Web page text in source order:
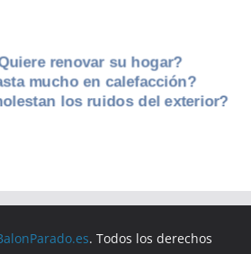
. Todos los derechos